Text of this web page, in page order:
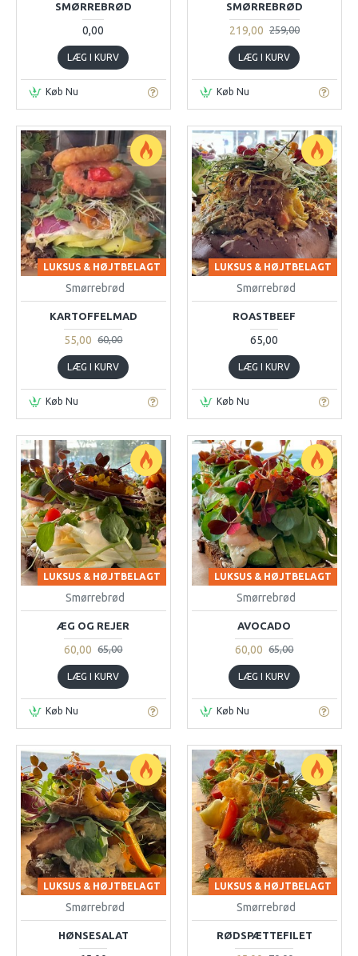
SMØRREBRØD
0,00
LÆG I KURV
Køb Nu
SMØRREBRØD
219,00 259,00
LÆG I KURV
Køb Nu
LUKSUS & HØJTBELAGT
Smørrebrød
KARTOFFELMAD
55,00 60,00
LÆG I KURV
Køb Nu
LUKSUS & HØJTBELAGT
Smørrebrød
ROASTBEEF
65,00
LÆG I KURV
Køb Nu
LUKSUS & HØJTBELAGT
Smørrebrød
ÆG OG REJER
60,00 65,00
LÆG I KURV
Køb Nu
LUKSUS & HØJTBELAGT
Smørrebrød
AVOCADO
60,00 65,00
LÆG I KURV
Køb Nu
LUKSUS & HØJTBELAGT
Smørrebrød
HØNSESALAT
LUKSUS & HØJTBELAGT
Smørrebrød
RØDSPÆTTEFILET